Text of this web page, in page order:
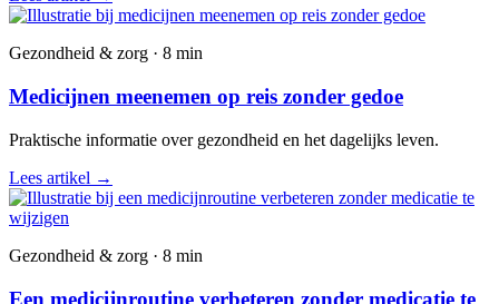
Gezondheid & zorg · 8 min
Medicijnen meenemen op reis zonder gedoe
Praktische informatie over gezondheid en het dagelijks leven.
Lees artikel →
Gezondheid & zorg · 8 min
Een medicijnroutine verbeteren zonder medicatie te